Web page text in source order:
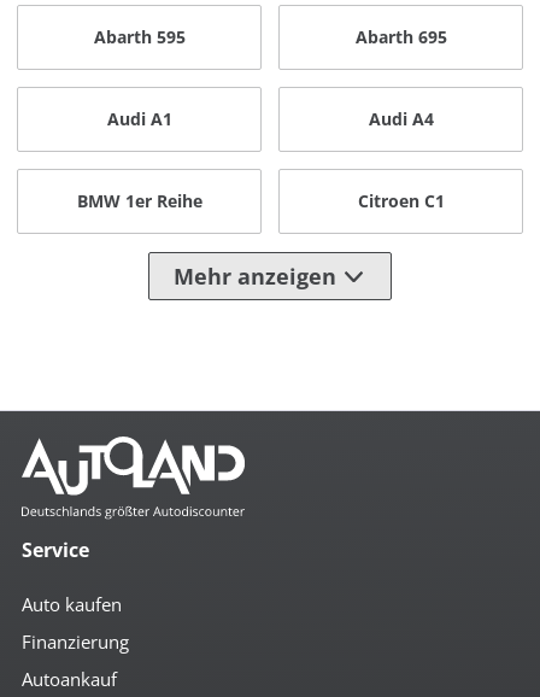
Abarth 595 Abarth 695
Audi A1 Audi A4
BMW 1er Reihe Citroen C1
Mehr anzeigen
Service
Auto kaufen
Finanzierung
Autoankauf